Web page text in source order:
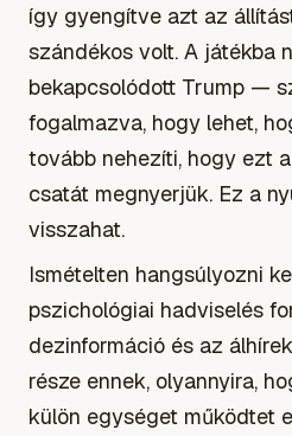
így gyengítve azt az
szándékos volt. A játékba
bekapcsolódott Trump —
fogalmazva, hogy lehet,
tovább nehezíti, hogy ezt
csatát megnyerjük. Ez a
visszahat.
Ismételten hangsúlyozni
pszichológiai hadviselés
dezinformáció és az
része ennek, olyannyira,
külön egységet működtet